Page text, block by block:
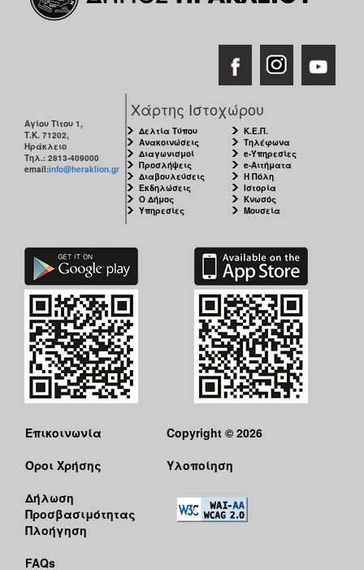
Αγίου Τίτου 1,
Τ.Κ. 71202,
Ηράκλειο
Τηλ.: 2813-409000
email:info@heraklion.gr
Χάρτης Ιστοχώρου
Δελτία Τύπου
Ανακοινώσεις
Διαγωνισμοί
Προσλήψεις
Διαβουλεύσεις
Εκδηλώσεις
Ο Δήμος
Υπηρεσίες
Κ.Ε.Π.
Τηλέφωνα
e-Υπηρεσίες
e-Αιτήματα
Η Πόλη
Ιστορία
Κνωσός
Μουσεία
Επικοινωνία
Όροι Χρήσης
Δήλωση
Προσβασιμότητας
Πλοήγηση
FAQs
Copyright © 2026
Υλοποίηση